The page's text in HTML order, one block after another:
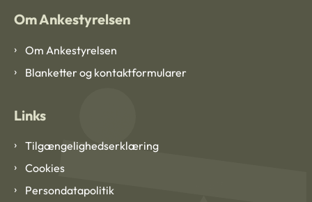
Om Ankestyrelsen
Om Ankestyrelsen
Blanketter og kontaktformularer
Links
Tilgængelighedserklæring
Cookies
Persondatapolitik